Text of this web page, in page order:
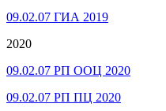
09.02.07 ГИА 2019
2020
09.02.07 РП ООЦ 2020
09.02.07 РП ПЦ 2020